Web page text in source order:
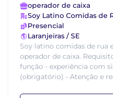
operador de caixa
Soy Latino Comidas de
Presencial
Laranjeiras / SE
Soy latino comidas de rua
operador de caixa.
função - experiência com
(obrigatório) - Atenção e